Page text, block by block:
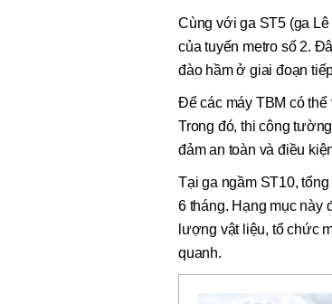
Cùng với ga ST5 (ga
của tuyến metro số 2.
đào hầm ở giai đoạn
Để các máy TBM có
Trong đó, thi công
đảm an toàn và điều
Tại ga ngầm ST10,
6 tháng. Hạng mục này
lượng vật liệu, tổ chức
quanh.